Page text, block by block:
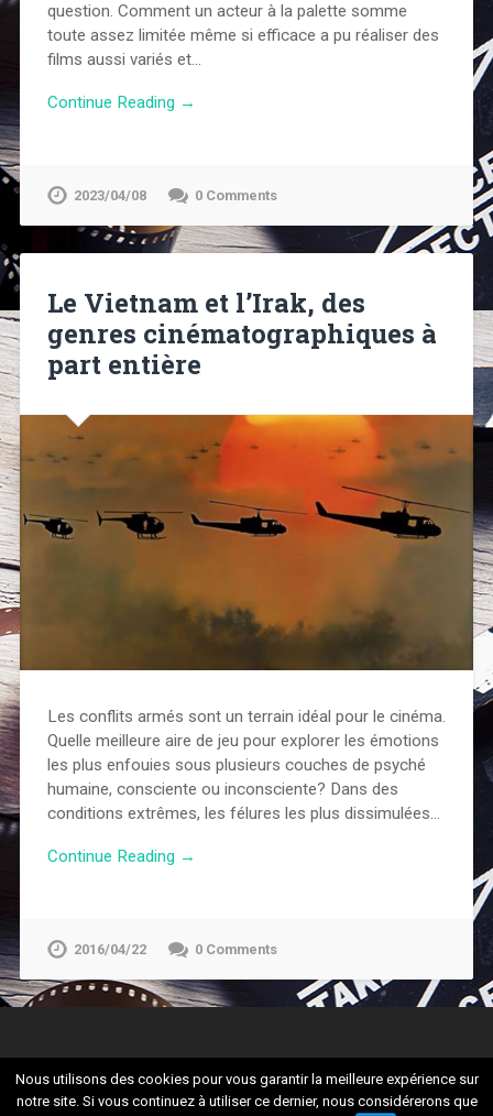
question. Comment un acteur à la palette somme
toute assez limitée même si efficace a pu réaliser des
films aussi variés et…
Continue Reading →
2023/04/08 0 Comments
Le Vietnam et l’Irak, des
genres cinématographiques à
part entière
Les conflits armés sont un terrain idéal pour le cinéma.
Quelle meilleure aire de jeu pour explorer les émotions
les plus enfouies sous plusieurs couches de psyché
humaine, consciente ou inconsciente? Dans des
conditions extrêmes, les félures les plus dissimulées…
Continue Reading →
2016/04/22 0 Comments
UP ↑
Nous utilisons des cookies pour vous garantir la meilleure expérience sur
notre site. Si vous continuez à utiliser ce dernier, nous considérerons que